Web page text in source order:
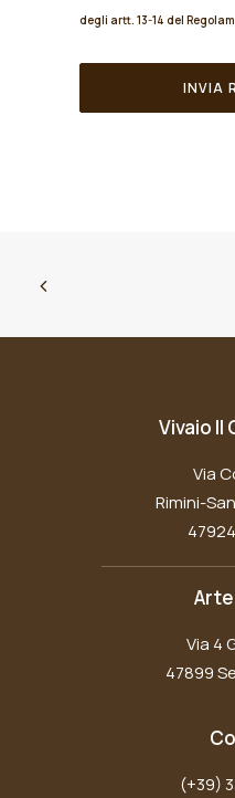
degli artt. 13-14 del
Vivaio Il
Via
Rimini-
Via 4
47899
(+39)